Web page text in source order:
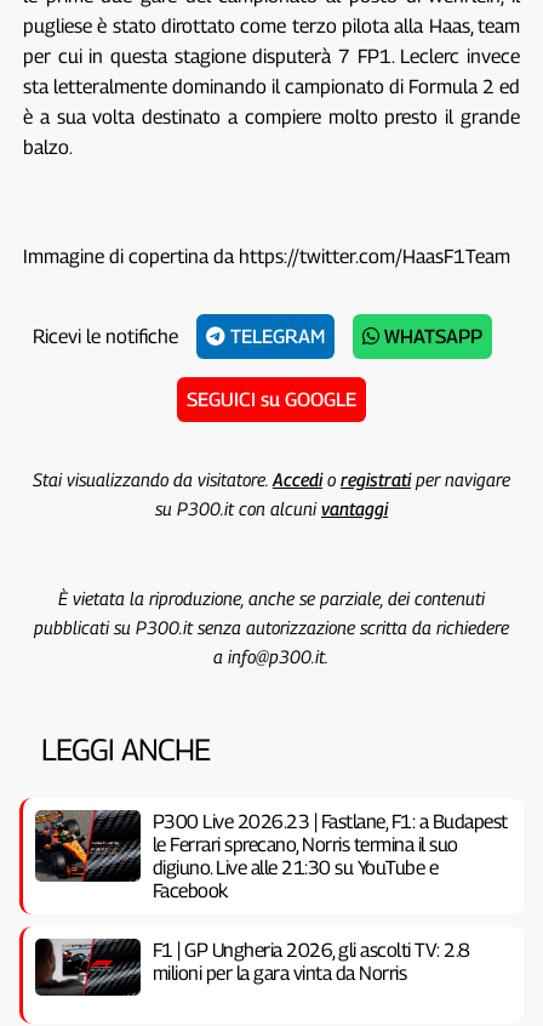
pugliese è stato dirottato come terzo pilota alla Haas, team
per cui in questa stagione disputerà 7 FP1. Leclerc invece
sta letteralmente dominando il campionato di Formula 2 ed
è a sua volta destinato a compiere molto presto il grande
balzo.
Immagine di copertina da https://twitter.com/HaasF1Team
Ricevi le notifiche TELEGRAM WHATSAPP
SEGUICI su GOOGLE
Stai visualizzando da visitatore. Accedio registratiper navigare
su P300.it con alcunivantaggi
È vietata la riproduzione, anche se parziale, dei contenuti
pubblicati su P300.it senza autorizzazione scritta da richiedere
a info@p300.it.
LEGGI ANCHE
P300 Live 2026.23 | Fastlane, F1: a Budapest
le Ferrari sprecano, Norris termina il suo
digiuno. Live alle 21:30 su YouTube e
Facebook
F1 | GP Ungheria 2026, gli ascolti TV: 2.8
milioni per la gara vinta da Norris